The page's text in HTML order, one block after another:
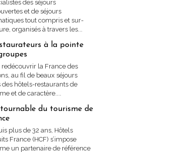
des séjours
et de séjours
tout compris et sur-
organisés à travers les...
à la pointe
redécouvrir la France des
au fil de beaux séjours
des hôtels-restaurants de
et de caractère....
du tourisme de
plus de 32 ans, Hôtels
France (HCF) s’impose
un partenaire de référence